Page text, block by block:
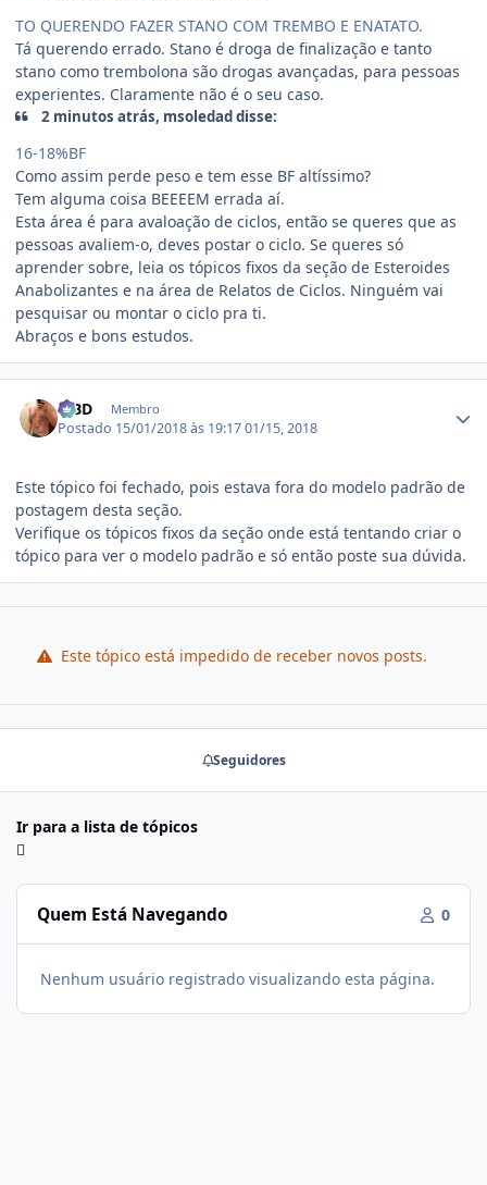
TO QUERENDO FAZER STANO COM TREMBO E ENATATO.
Tá querendo errado. Stano é droga de finalização e tanto
stano como trembolona são drogas avançadas, para pessoas
experientes. Claramente não é o seu caso.
2 minutos atrás, msoledad disse:
16-18%BF
Como assim perde peso e tem esse BF altíssimo?
Tem alguma coisa BEEEEM errada aí.
Esta área é para avaloação de ciclos, então se queres que as
pessoas avaliem-o, deves postar o ciclo. Se queres só
aprender sobre, leia os tópicos fixos da seção de Esteroides
Anabolizantes e na área de Relatos de Ciclos. Ninguém vai
pesquisar ou montar o ciclo pra ti.
Abraços e bons estudos.
MBD Membro
Postado 15/01/2018 às 19:1701/15, 2018
Este tópico foi fechado, pois estava fora do modelo padrão de
postagem desta seção.
Verifique os tópicos fixos da seção onde está tentando criar o
tópico para ver o modelo padrão e só então poste sua dúvida.
Este tópico está impedido de receber novos posts.
Seguidores
Ir para a lista de tópicos
Quem Está Navegando 0
Nenhum usuário registrado visualizando esta página.